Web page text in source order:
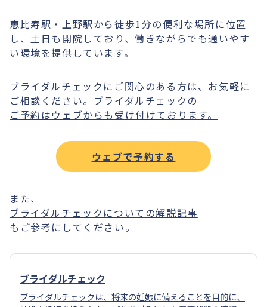
恵比寿駅・上野駅から徒歩1分の便利な場所に位置
し、土日も開院しており、働きながらでも通いやす
い環境を提供しています。
ブライダルチェックにご関心のある方は、お気軽に
ご相談ください。ブライダルチェックの
ご予約はウェブからも受け付けております。
ウェブで予約する
また、
ブライダルチェックについての解説記事
もご参考にしてください。
ブライダルチェック
ブライダルチェックは、将来の妊娠に備えることを目的に、